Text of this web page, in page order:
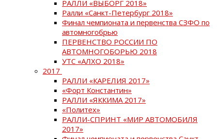
РАЛЛИ «ВЫБОРГ 2018»
Ралли «Санкт-Петербург 2018»
Финал чемпионата и первенства СЗФО по
автомногобрью
ПЕРВЕНСТВО РОССИИ ПО
АВТОМНОГОБОРЬЮ 2018
УТС «АЛХО 2018»
2017
РАЛЛИ «КАРЕЛИЯ 2017»
«Форт Константин»
РАЛЛИ «ЯККИМА 2017»
«Политех»
РАЛЛИ-СПРИНТ «МИР АВТОМОБИЛЯ
2017»